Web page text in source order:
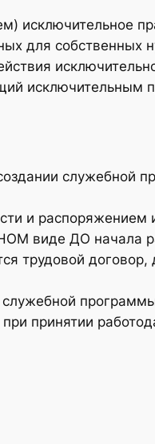
исключительное
для собственных
исключительным
служебной
и
виде ДО начала
трудовой
служебной
принятии